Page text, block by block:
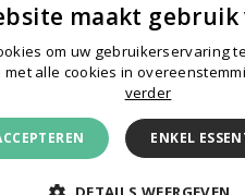
woningzoeker
VvE-lid
opdrachtgever
maakt gebruik
om uw gebruikerservaring
alle cookies in
verder
ENKEL